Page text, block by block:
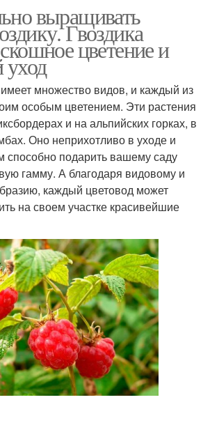
выращивать
Гвоздика
цветение и
множество видов, и каждый из
особым цветением. Эти растения
и на альпийских горках, в
Оно неприхотливо в уходе и
способно подарить вашему саду
гамму. А благодаря видовому и
каждый цветовод может
на своем участке красивейшие